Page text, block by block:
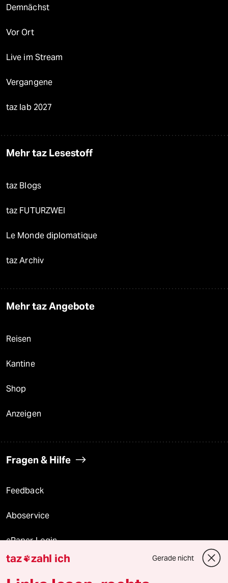
Demnächst
Vor Ort
Live im Stream
Vergangene
taz lab 2027
Mehr taz Lesestoff
taz Blogs
taz FUTURZWEI
Le Monde diplomatique
taz Archiv
Mehr taz Angebote
Reisen
Kantine
Shop
Anzeigen
Fragen & Hilfe
Feedback
Aboservice
ePaper Login
Downloads für Abonnierende
taz zahl ich Gerade nicht